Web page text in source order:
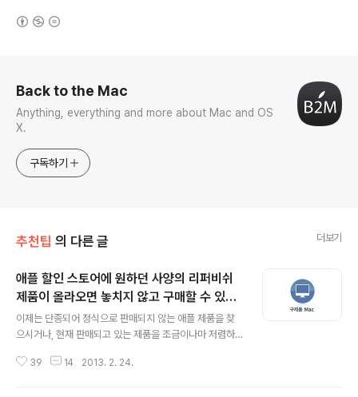
Back to the Mac
Anything, everything and more about Mac and OS
X.
구독하기
추천팁 의 다른 글 더보기
애플 할인 스토어에 원하던 사양의 리퍼비쉬
제품이 올라오면 놓치지 않고 구매할 수 있게
해주는 'RefurbMe'
이제는 단종되어 정식으로 판매되지 않는 애플 제품을 찾
으시거나, 현재 판매되고 있는 제품을 조금이나마 저렴하
쉬(Refurbished) 코너를 이용하시는 것이 훌륭한 해결책
39 14 2013. 2. 24.